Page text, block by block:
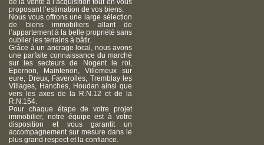
de la vente à l’acquisition tout en vous
proposant l’estimation de vos biens.
Nous vous offrons une large sélection
de biens immobiliers allant de
l’appartement à la belle propriété sans
oublier les terrains à bâtir.
Grâce à un ancrage local, nous avons
une parfaite connaissance du marché
sur les secteurs de Nogent le roi,
Epernon, Maintenon, Villemeux sur
eure, Dreux, Faverolles, Tremblay les
Villages, Hanches, Houdan ainsi que
vers les axes de la R.N.12 et de la
R.N.154.
Pour chaque étape de votre projet
immobilier, notre équipe est à votre
disposition et vous garantit un
accompagnement sur mesure dans le
plus grand respect et la confiance.